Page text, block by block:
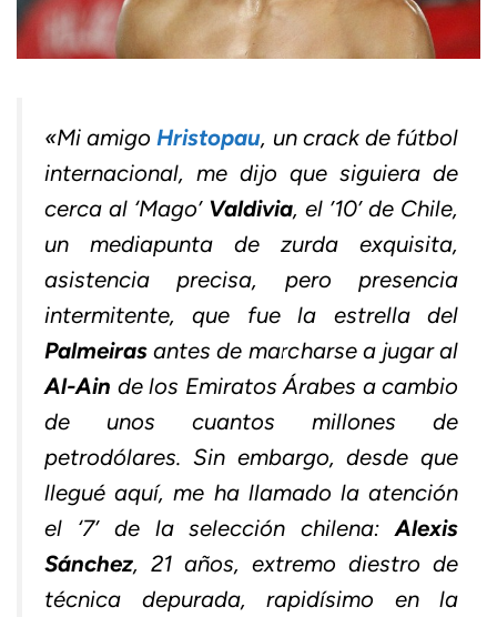
«Mi amigoHristopau, un crack de fútbol
internacional, me dijo que siguiera de
cerca al ‘Mago’ Valdivia, el ’10’ de Chile,
un mediapunta de zurda exquisita,
asistencia precisa, pero presencia
intermitente, que fue la estrella del
Palmeiras antes de marcharse a jugar al
Al-Ain de los Emiratos Árabes a cambio
de unos cuantos millones de
petrodólares. Sin embargo, desde que
llegué aquí, me ha llamado la atención
el ‘7’ de la selección chilena:Alexis
Sánchez, 21 años, extremo diestro de
técnica depurada, rapidísimo en la